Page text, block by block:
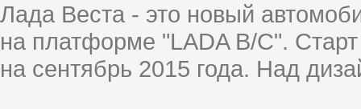
Лада Веста - это новый
на платформе "LADA B/C".
на сентябрь 2015 года. Над